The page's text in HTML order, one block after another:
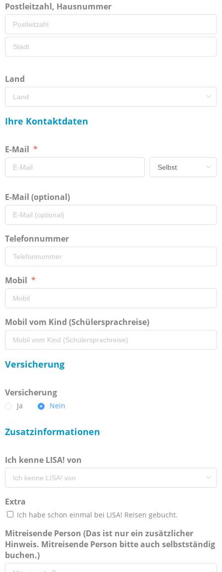
Postleitzahl, Hausnummer
Land
Ihre Kontaktdaten
E-Mail
E-Mail (optional)
Telefonnummer
Mobil
Mobil vom Kind (Schülersprachreise)
Versicherung
Versicherung
Ja Nein
Zusatzinformationen
Ich kenne LISA! von
Extra
Ich habe schon einmal bei LISA! Reisen gebucht.
Mitreisende Person (Das ist nur ein zusätzlicher
Hinweis. Mitreisende Person bitte auch selbstständig
buchen.)